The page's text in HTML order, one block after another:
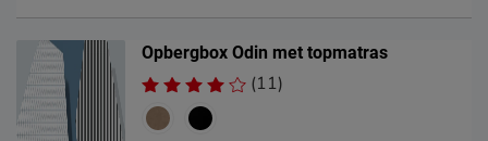
Opbergbox Odin met topmatras
(11)